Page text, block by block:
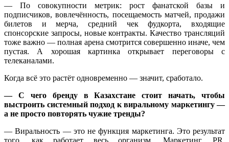
— По совокупности метрик: рост фанатской базы и
подписчиков, вовлечённость, посещаемость матчей, продажи
билетов и мерча, средний чек фудкорта, входящие
спонсорские запросы, новые контракты. Качество трансляций
тоже важно — полная арена смотрится совершенно иначе, чем
пустая. А хорошая картинка открывает переговоры с
телеканалами.
Когда всё это растёт одновременно — значит, сработало.
— С чего бренду в Казахстане стоит начать, чтобы
выстроить системный подход к виральному маркетингу —
а не просто повторять чужие тренды?
— Виральность — это не функция маркетинга. Это результат
того, как работает весь организм. Маркетинг, PR,